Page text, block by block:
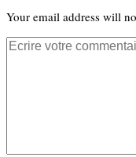
Your email address will